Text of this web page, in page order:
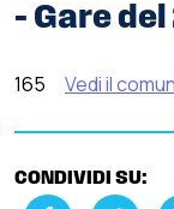
– Gare
165 Vedi il
CONDIVIDI SU: